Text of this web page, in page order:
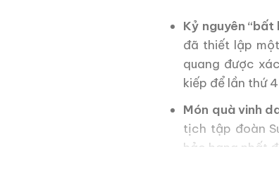
Kỷ nguyên
đã thiết lập
quang được
kiếp để lần thứ
Món quà vinh
tịch tập đoàn
hảo hạng nhất
tặng riêng